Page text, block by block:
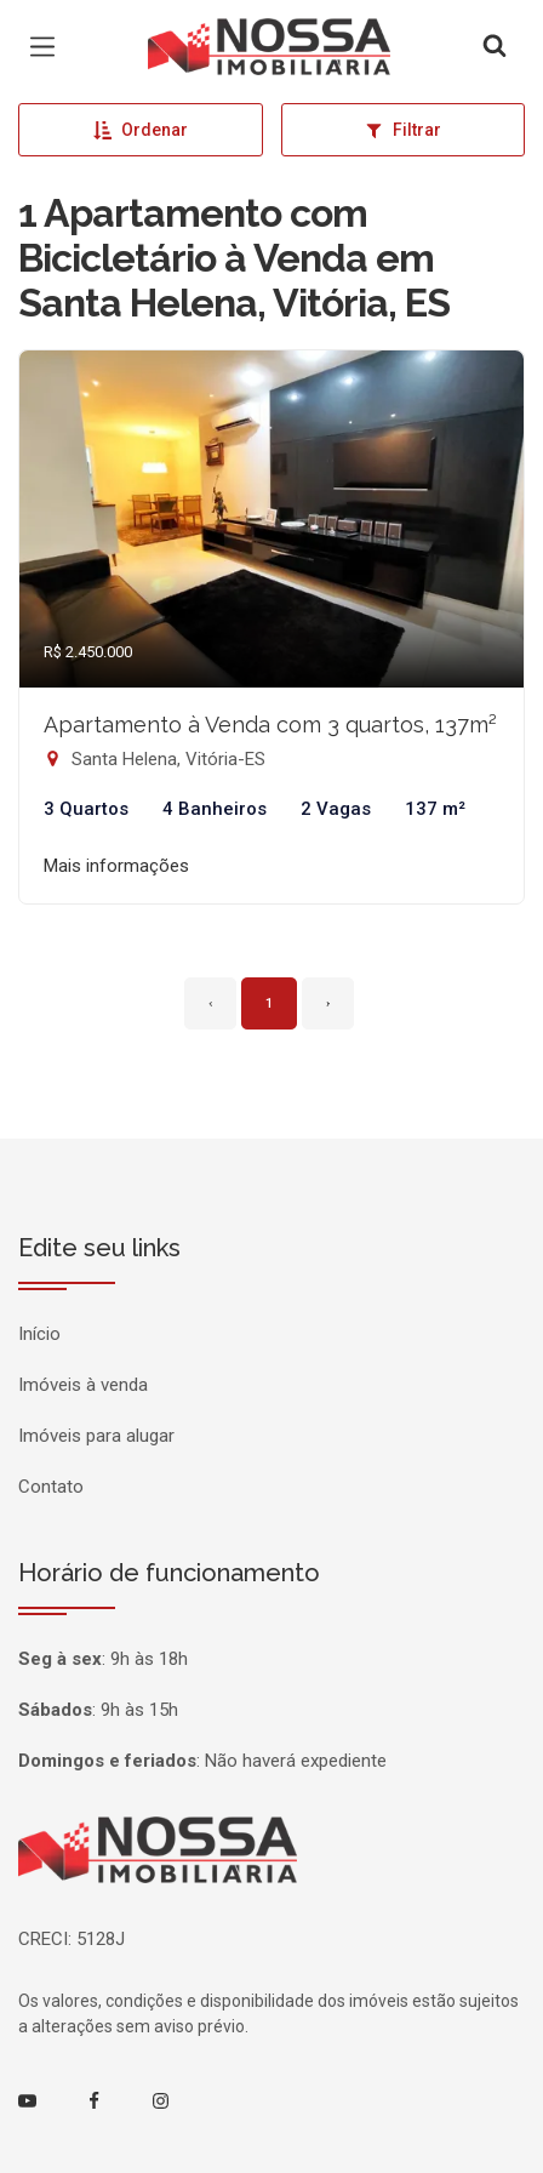
Página inicial
Ordenar Filtrar
1 Apartamento com
Bicicletário à Venda em
Santa Helena, Vitória, ES
R$ 2.450.000
Apartamento à Venda com 3 quartos, 137m²
Santa Helena, Vitória-ES
3 Quartos 4 Banheiros 2 Vagas 137 m²
Mais informações
‹ 1 ›
Edite seu links
Início
Imóveis à venda
Imóveis para alugar
Contato
Horário de funcionamento
Seg à sex: 9h às 18h
Sábados: 9h às 15h
Domingos e feriados: Não haverá expediente
Página inicial
CRECI: 5128J
Os valores, condições e disponibilidade dos imóveis estão sujeitos
a alterações sem aviso prévio.
Youtube FacebookInstagram